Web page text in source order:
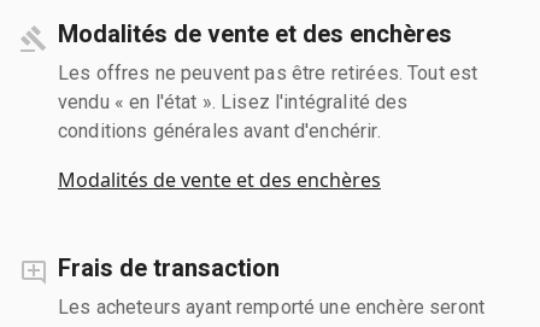
Modalités de vente et des enchères
Les offres ne peuvent pas être retirées. Tout est
vendu « en l'état ». Lisez l'intégralité des
conditions générales avant d'enchérir.
Modalités de vente et des enchères
Frais de transaction
Les acheteurs ayant remporté une enchère seront